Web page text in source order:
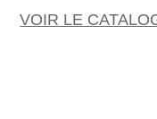
VOIR LE